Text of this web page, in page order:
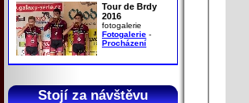
Tour de Brdy
2016
fotogalerie
Fotogalerie -
Procházení
Stojí za návštěvu